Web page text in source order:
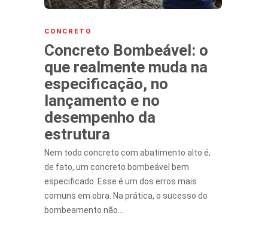
CONCRETO
Concreto Bombeável: o
que realmente muda na
especificação, no
lançamento e no
desempenho da
estrutura
Nem todo concreto com abatimento alto é,
de fato, um concreto bombeável bem
especificado. Esse é um dos erros mais
comuns em obra. Na prática, o sucesso do
bombeamento não…